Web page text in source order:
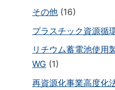
その他 (16)
プラスチック資源循
リチウム蓄電池使用
WG (1)
再資源化事業高度化